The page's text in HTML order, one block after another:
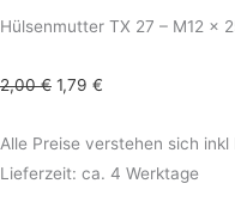
Hülsenmutter TX 27 – M12 x
2,00€ 1,79 €
Alle Preise verstehen sich
Lieferzeit: ca. 4 Werktage